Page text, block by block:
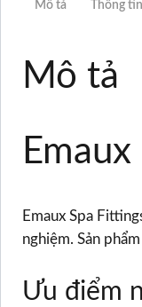
Mô tả Thông
Mô tả
Emaux Spa
nghiệm. Sản
Ưu điểm